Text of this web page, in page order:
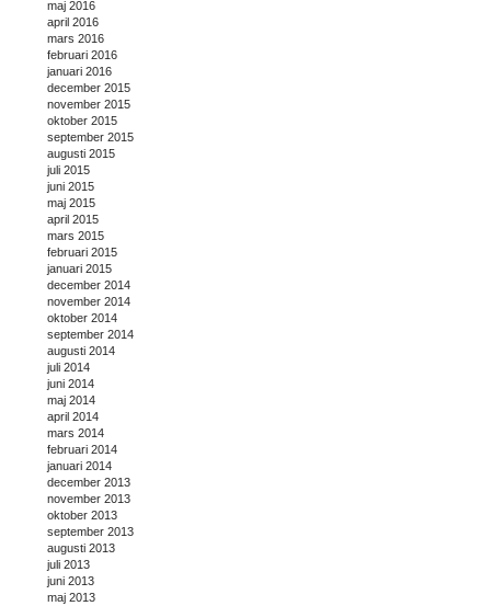
maj 2016
april 2016
mars 2016
februari 2016
januari 2016
december 2015
november 2015
oktober 2015
september 2015
augusti 2015
juli 2015
juni 2015
maj 2015
april 2015
mars 2015
februari 2015
januari 2015
december 2014
november 2014
oktober 2014
september 2014
augusti 2014
juli 2014
juni 2014
maj 2014
april 2014
mars 2014
februari 2014
januari 2014
december 2013
november 2013
oktober 2013
september 2013
augusti 2013
juli 2013
juni 2013
maj 2013